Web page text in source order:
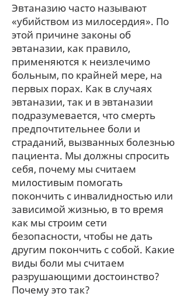
Эвтаназию часто называют
«убийством из милосердия». По
этой причине законы об
эвтаназии, как правило,
применяются к неизлечимо
больным, по крайней мере, на
первых порах. Как в случаях
эвтаназии, так и в эвтаназии
подразумевается, что смерть
предпочтительнее боли и
страданий, вызванных болезнью
пациента. Мы должны спросить
себя, почему мы считаем
милостивым помогать
покончить с инвалидностью или
зависимой жизнью, в то время
как мы строим сети
безопасности, чтобы не дать
другим покончить с собой. Какие
виды боли мы считаем
разрушающими достоинство?
Почему это так?